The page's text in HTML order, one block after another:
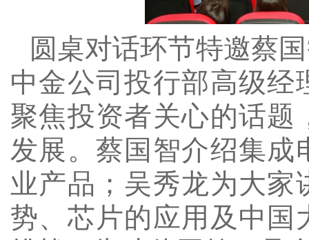
圆桌对话环节特邀蔡
中金公司投行部高级经
聚焦投资者关心的话题
发展 。蔡国智介绍集成
业产品；吴秀龙为大家
势、芯片的应用及中国